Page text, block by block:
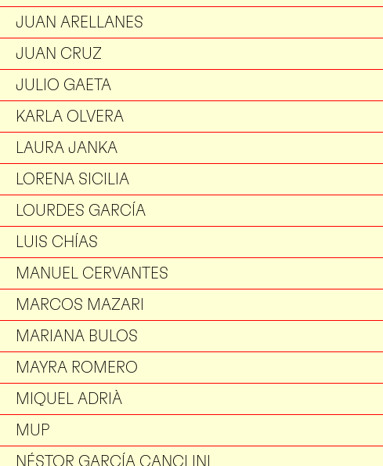
JUAN ARELLANES
JUAN CRUZ
JULIO GAETA
KARLA OLVERA
LAURA JANKA
LORENA SICILIA
LOURDES GARCÍA
LUIS CHÍAS
MANUEL CERVANTES
MARCOS MAZARI
MARIANA BULOS
MAYRA ROMERO
MIQUEL ADRIÀ
MUP
NÉSTOR GARCÍA CANCLINI